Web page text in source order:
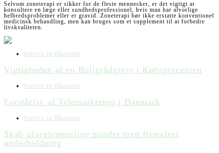
Selvom zoneterapi er sikker for de fleste mennesker, er det vigtigt at
konsultere en læge eller sundhedsprofessionel, hvis man har alvorlige
helbredsproblemer eller er gravid. Zoneterapi bør ikke erstatte konventionel
medicinsk behandling, men kan bruges som et supplement til at forbedre
livskvaliteten.
Service og Økonomi
Vigtigheden af en Boligrådgiver i Købsprocessen
Service og Økonomi
Forståelse af Telemarketing i Danmark
Service og Økonomi
Skab uforglemmelige minder med firmafest
underholdning